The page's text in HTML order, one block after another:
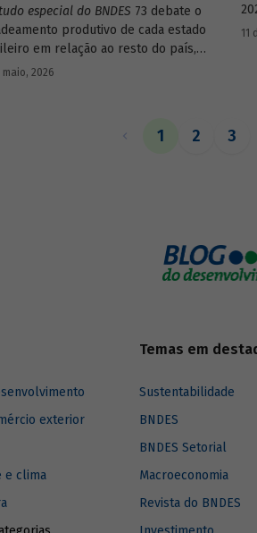
especial do BNDES 73 debate o
produtivo de cada estado
em relação ao resto do país,
seu nível de dependência e
de matrizes de insumo-produto
maio, 2026
11
1 2 3
exterior
e clima
Temas em
Sustentabilidade
BNDES
BNDES Setorial
Macroeconomia
Revista do BNDES